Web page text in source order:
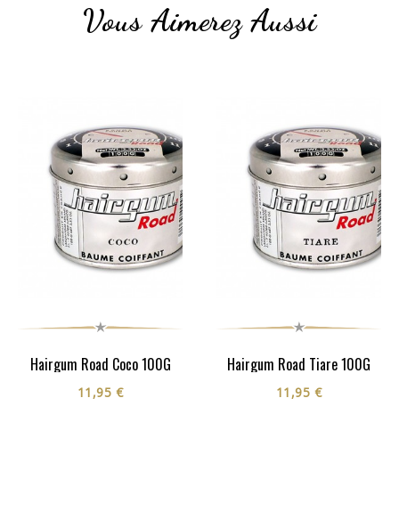
Vous Aimerez Aussi
Hairgum Road Coco 100G
11,95 €
Hairgum Road Tiare 100G
11,95 €